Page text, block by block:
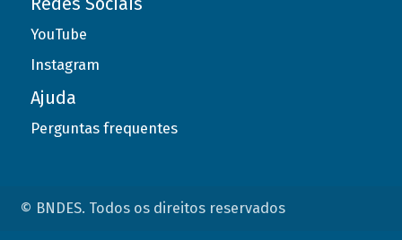
YouTube
Instagram
Ajuda
Perguntas frequentes
© BNDES. Todos os direitos reservados